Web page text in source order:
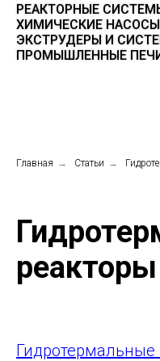
РЕАКТОРНЫЕ
ХИМИЧЕСКИЕ НАСОСЫ
ЭКСТРУДЕРЫ И
ПРОМЫШЛЕННЫЕ
Главная → Статьи →
реакторы